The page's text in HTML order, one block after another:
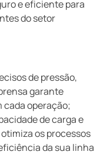
e eficiente para
do setor
de pressão,
garante
operação;
de carga e
os processos
da sua linha